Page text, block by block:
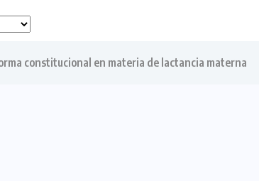
constitucional en materia de lactancia materna